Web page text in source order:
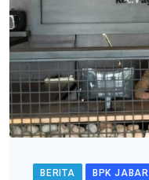
BERITA BPK JABAR